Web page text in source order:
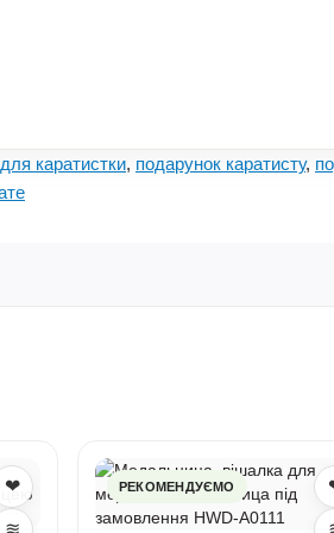
каратистки, подарунок каратисту,
❤
≋
РЕКОМЕНДУЄМО